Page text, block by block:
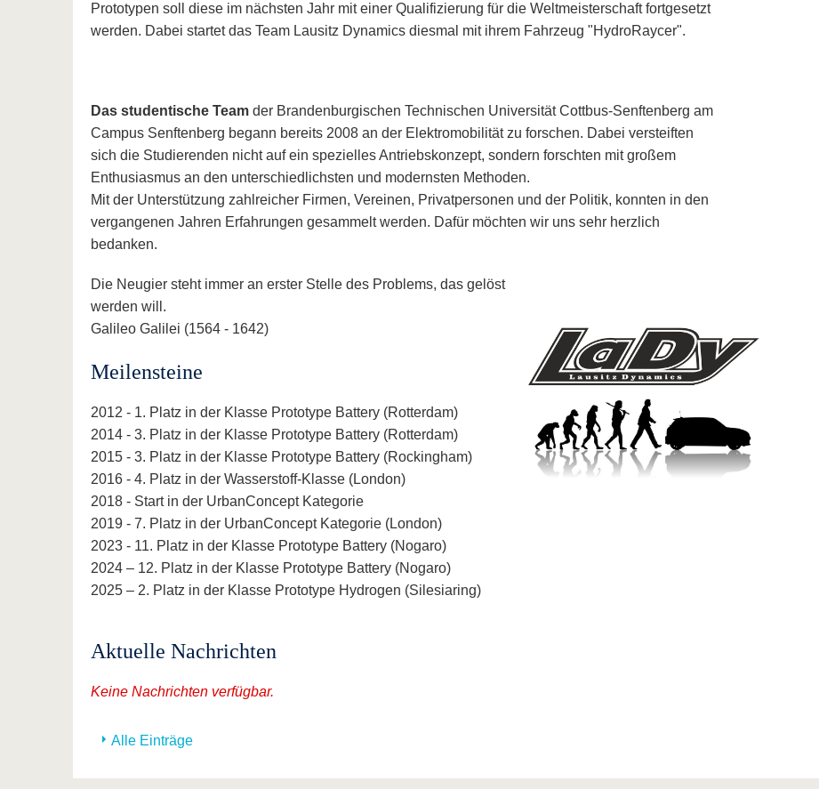
Prototypen soll diese im nächsten Jahr mit einer Qualifizierung für die Weltmeisterschaft fortgesetzt
werden. Dabei startet das Team Lausitz Dynamics diesmal mit ihrem Fahrzeug "HydroRaycer".
Das studentische Team der Brandenburgischen Technischen Universität Cottbus-Senftenberg am
Campus Senftenberg begann bereits 2008 an der Elektromobilität zu forschen. Dabei versteiften
sich die Studierenden nicht auf ein spezielles Antriebskonzept, sondern forschten mit großem
Enthusiasmus an den unterschiedlichsten und modernsten Methoden.
Mit der Unterstützung zahlreicher Firmen, Vereinen, Privatpersonen und der Politik, konnten in den
vergangenen Jahren Erfahrungen gesammelt werden. Dafür möchten wir uns sehr herzlich
bedanken.
Die Neugier steht immer an erster Stelle des Problems, das gelöst
werden will.
Galileo Galilei (1564 - 1642)
Meilensteine
2012 - 1. Platz in der Klasse Prototype Battery (Rotterdam)
2014 - 3. Platz in der Klasse Prototype Battery (Rotterdam)
2015 - 3. Platz in der Klasse Prototype Battery (Rockingham)
2016 - 4. Platz in der Wasserstoff-Klasse (London)
2018 - Start in der UrbanConcept Kategorie
2019 - 7. Platz in der UrbanConcept Kategorie (London)
2023 - 11. Platz in der Klasse Prototype Battery (Nogaro)
2024 – 12. Platz in der Klasse Prototype Battery (Nogaro)
2025 – 2. Platz in der Klasse Prototype Hydrogen (Silesiaring)
Aktuelle Nachrichten
Keine Nachrichten verfügbar.
Alle Einträge